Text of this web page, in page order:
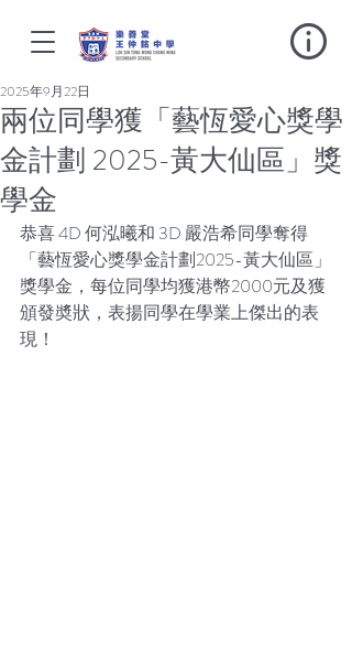
兩位同學獲「藝恆愛心獎學
金計劃 2025-黃大仙區」獎
學金
2025年9月22日
恭喜 4D 何泓曦和 3D 嚴浩希同學奪得
「藝恆愛心獎學金計劃2025-黃大仙區」
獎學金，每位同學均獲港幣2000元及獲
頒發奬狀，表揚同學在學業上傑出的表
現！